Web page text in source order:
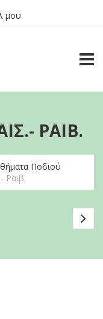
μου
ΡΑΙΒ.
Ποδιού
Ραιβ.